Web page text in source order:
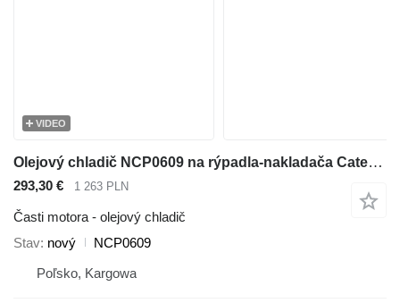
VIDEO
Olejový chladič NCP0609 na rýpadla-nakladača Caterpillar 416E , 432E , 420E , 442E , 434E , 422E , 444E , 428E
293,30 € 1 263 PLN
Časti motora - olejový chladič
Stav nový
NCP0609
Poľsko, Kargowa